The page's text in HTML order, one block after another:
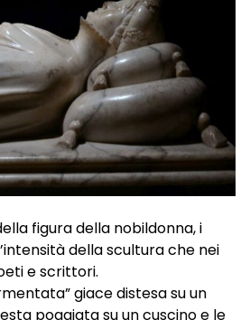
figura della nobildonna, i
della scultura che nei
e scrittori.
giace distesa su un
poggiata su un cuscino e le